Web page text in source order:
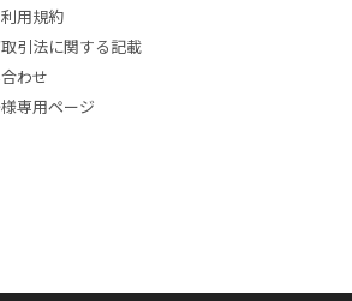
用規約
引法に関する記載
わせ
専用ページ